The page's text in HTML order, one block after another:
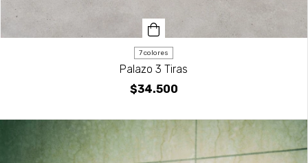
7 colores
Palazo 3 Tiras
$34.500